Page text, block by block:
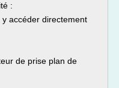
:
accéder directement
de prise plan de